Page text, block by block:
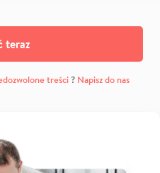
teraz
treści? Napisz do nas